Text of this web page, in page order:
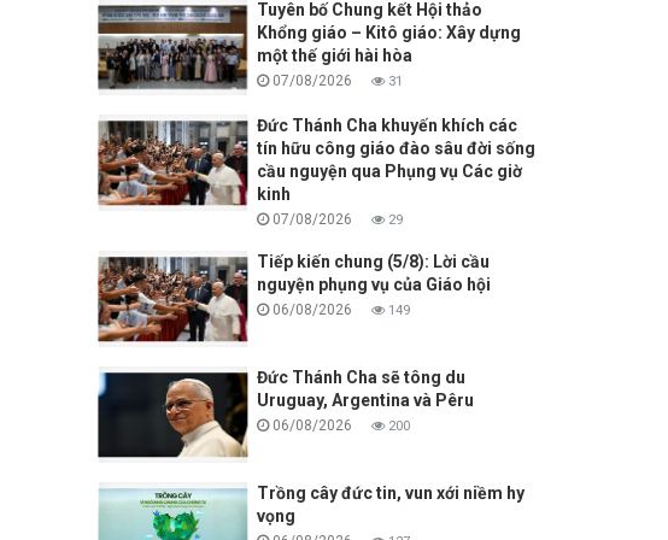
Tuyên bố Chung kết Hội thảo
Khổng giáo – Kitô giáo: Xây dựng
một thế giới hài hòa
07/08/2026 31
Đức Thánh Cha khuyến khích các
tín hữu công giáo đào sâu đời sống
cầu nguyện qua Phụng vụ Các giờ
kinh
07/08/2026 29
Tiếp kiến chung (5/8): Lời cầu
nguyện phụng vụ của Giáo hội
06/08/2026 149
Đức Thánh Cha sẽ tông du
Uruguay, Argentina và Pêru
06/08/2026 200
Trồng cây đức tin, vun xới niềm hy
vọng